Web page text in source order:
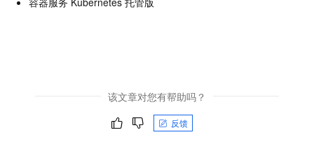
该文章对您有帮助吗？
反馈